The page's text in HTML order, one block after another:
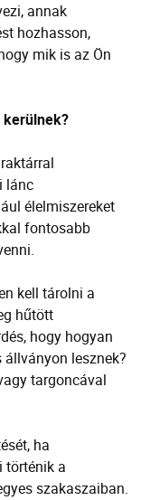
annak
hozhasson,
mik is az Ön
kerülnek?
lánc
élelmiszereket
fontosabb
.
kell tárolni a
hűtött
hogy hogyan
állványon lesznek?
targoncával
, ha
történik a
szakaszaiban.